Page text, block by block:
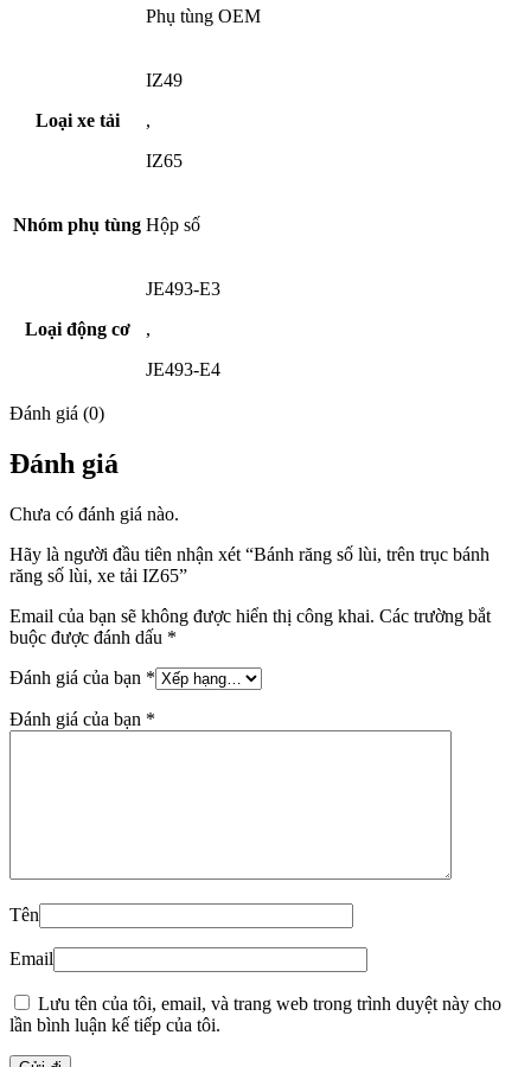
Phụ tùng OEM
Loại xe tải
IZ49
,
IZ65
Nhóm phụ tùng Hộp số
Loại động cơ
JE493-E3
,
JE493-E4
Đánh giá (0)
Đánh giá
Chưa có đánh giá nào.
Hãy là người đầu tiên nhận xét “Bánh răng số lùi, trên trục bánh
răng số lùi, xe tải IZ65”
Email của bạn sẽ không được hiển thị công khai. Các trường bắt
buộc được đánh dấu *
Đánh giá của bạn *
Đánh giá của bạn *
Tên
Email
Lưu tên của tôi, email, và trang web trong trình duyệt này cho
lần bình luận kế tiếp của tôi.